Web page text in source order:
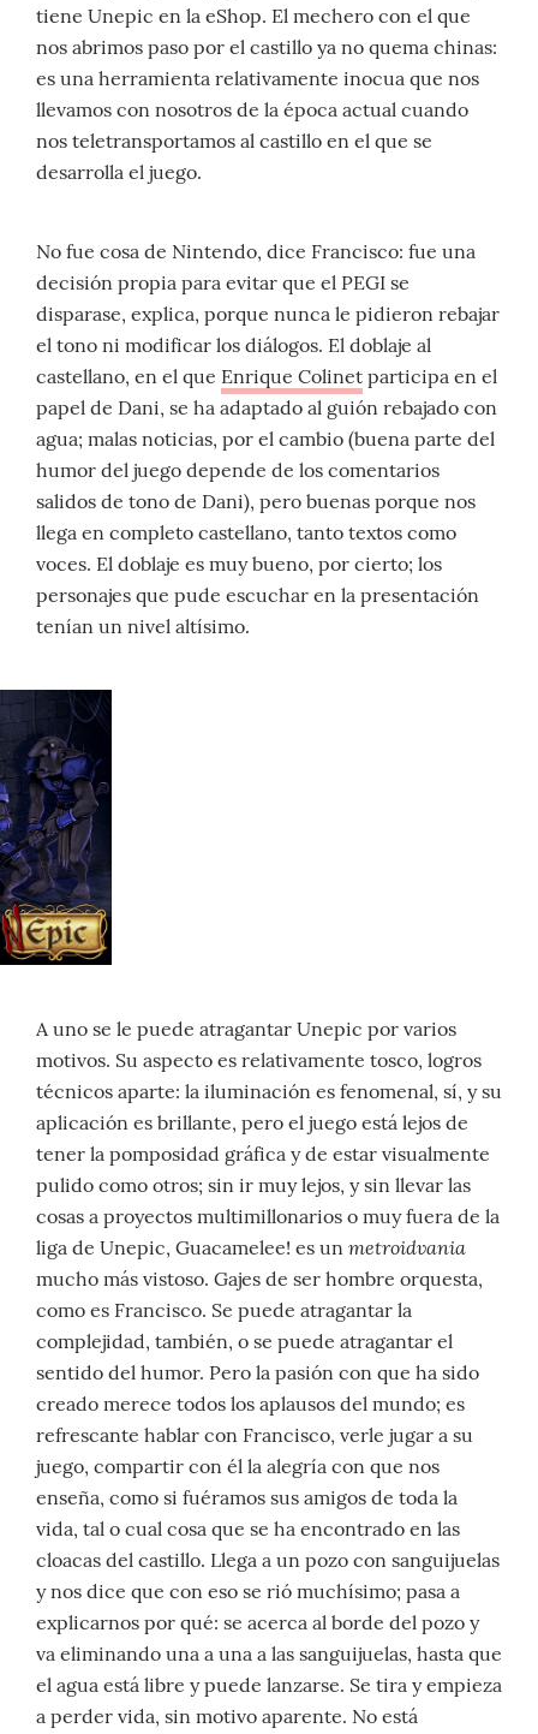
tiene Unepic en la eShop. El mechero con el que
nos abrimos paso por el castillo ya no quema chinas:
es una herramienta relativamente inocua que nos
llevamos con nosotros de la época actual cuando
nos teletransportamos al castillo en el que se
desarrolla el juego.
No fue cosa de Nintendo, dice Francisco: fue una
decisión propia para evitar que el PEGI se
disparase, explica, porque nunca le pidieron rebajar
el tono ni modificar los diálogos. El doblaje al
castellano, en el que Enrique Colinet participa en el
papel de Dani, se ha adaptado al guión rebajado con
agua; malas noticias, por el cambio (buena parte del
humor del juego depende de los comentarios
salidos de tono de Dani), pero buenas porque nos
llega en completo castellano, tanto textos como
voces. El doblaje es muy bueno, por cierto; los
personajes que pude escuchar en la presentación
tenían un nivel altísimo.
A uno se le puede atragantar Unepic por varios
motivos. Su aspecto es relativamente tosco, logros
técnicos aparte: la iluminación es fenomenal, sí, y su
aplicación es brillante, pero el juego está lejos de
tener la pomposidad gráfica y de estar visualmente
pulido como otros; sin ir muy lejos, y sin llevar las
cosas a proyectos multimillonarios o muy fuera de la
liga de Unepic, Guacamelee! es un metroidvania
mucho más vistoso. Gajes de ser hombre orquesta,
como es Francisco. Se puede atragantar la
complejidad, también, o se puede atragantar el
sentido del humor. Pero la pasión con que ha sido
creado merece todos los aplausos del mundo; es
refrescante hablar con Francisco, verle jugar a su
juego, compartir con él la alegría con que nos
enseña, como si fuéramos sus amigos de toda la
vida, tal o cual cosa que se ha encontrado en las
cloacas del castillo. Llega a un pozo con sanguijuelas
y nos dice que con eso se rió muchísimo; pasa a
explicarnos por qué: se acerca al borde del pozo y
va eliminando una a una a las sanguijuelas, hasta que
el agua está libre y puede lanzarse. Se tira y empieza
a perder vida, sin motivo aparente. No está